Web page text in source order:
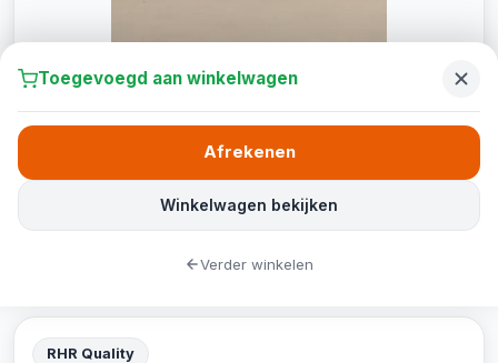
RHR Quality
Toegevoegd aan winkelwagen
Winkelwagen bekijken
Afrekenen
Verder winkelen